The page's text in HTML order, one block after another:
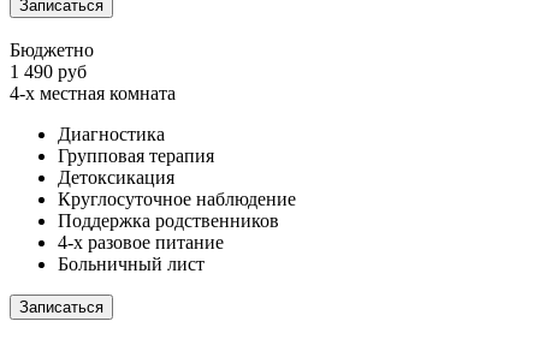
Записаться
Бюджетно
1 490 руб
4-х местная комната
Диагностика
Групповая терапия
Детоксикация
Круглосуточное наблюдение
Поддержка родственников
4-х разовое питание
Больничный лист
Записаться